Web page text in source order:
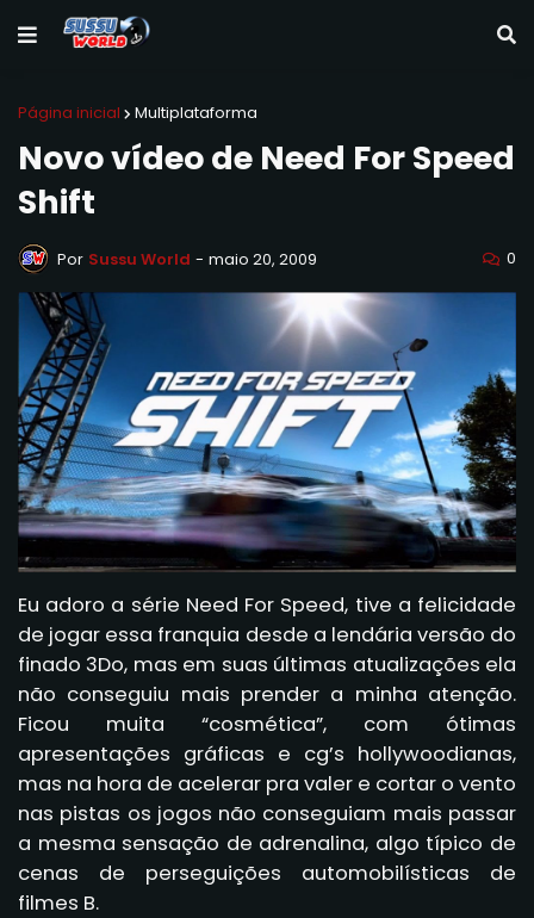
Página inicial Multiplataforma
Novo vídeo de Need For Speed
Shift
Por Sussu World - maio 20, 2009 0
Eu adoro a série Need For Speed, tive a felicidade
de jogar essa franquia desde a lendária versão do
finado 3Do, mas em suas últimas atualizações ela
não conseguiu mais prender a minha atenção.
Ficou muita “cosmética”, com ótimas
apresentações gráficas e cg’s hollywoodianas,
mas na hora de acelerar pra valer e cortar o vento
nas pistas os jogos não conseguiam mais passar
a mesma sensação de adrenalina, algo típico de
cenas de perseguições automobilísticas de
filmes B.